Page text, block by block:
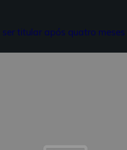
titular após quatro meses